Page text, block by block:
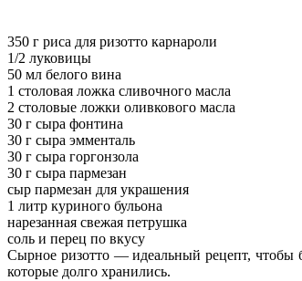
350 г риса для ризотто карнароли
1/2 луковицы
50 мл белого вина
1 столовая ложка сливочного масла
2 столовые ложки оливкового масла
30 г сыра фонтина
30 г сыра эмменталь
30 г сыра горгонзола
30 г сыра пармезан
сыр пармезан для украшения
1 литр куриного бульона
нарезанная свежая петрушка
соль и перец по вкусу
Сырное ризотто — идеальный рецепт, чтобы
которые долго хранились.